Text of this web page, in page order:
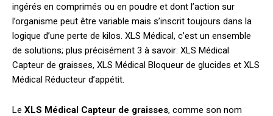
ingérés en comprimés ou en poudre et dont l’action sur
l’organisme peut être variable mais s’inscrit toujours dans la
logique d’une perte de kilos. XLS Médical, c’est un ensemble
de solutions; plus précisément 3 à savoir: XLS Médical
Capteur de graisses, XLS Médical Bloqueur de glucides et XLS
Médical Réducteur d’appétit.
Le XLS Médical Capteur de graisses, comme son nom